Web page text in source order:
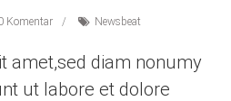
Komentar Newsbeat
amet,sed diam nonumy
ut labore et dolore